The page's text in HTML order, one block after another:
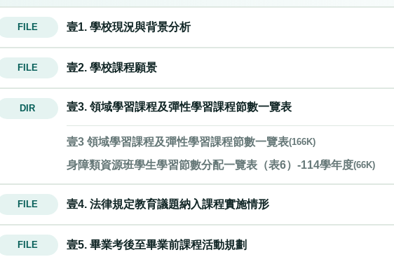
FILE 壹1. 學校現況與背景分析
FILE 壹2. 學校課程願景
DIR 壹3. 領域學習課程及彈性學習課程節數一覽表
壹3 領域學習課程及彈性學習課程節數一覽表(166K)
身障類資源班學生學習節數分配一覽表（表6）-114學年度(66K)
FILE 壹4. 法律規定教育議題納入課程實施情形
FILE 壹5. 畢業考後至畢業前課程活動規劃